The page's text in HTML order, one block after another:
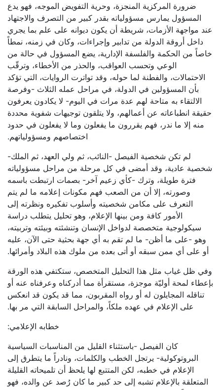
ضرورة المركزية المنجزة، وحرية التفويض الموجه، فهو يدع
المسؤول يمارس مسؤولياته بقدر كبير من التصرف والاجتهاد
عند مواجهة الأزمات، شريطة أن يكون ديوانه على علم بما يجري
داخل أروقة الدولة من تدابير وإجراءات، وكان في زمنه، نمطاً
خاصاً من الحكمة والفلسفة الإدارية، يضع المسؤول في حالة من
الوعي وتحسب العواقب، والحذر من الأخطاء، وترقّب
الاحتمالات، والفطنة لما حوله، وقد تواترت الروايات، التي تؤكد
بأن المسؤولين في الدولة، في مراحل عمله الثلاث -وفرصة
الالتقاء به متاحة لهم عدة مرات في اليوم- لا يكادون يعرفون
حقيقة انطباعاته عن أعمالهم، ولا يتلقون توجيهات شفوية محددة
منه إلا ما ندر، فهم يقررون ما يفعلون وما لا يفعلون في حدود
اختصاصهم ومسؤولياتهم.
لم تكن شخصية الفيصل -النائب، ثم ولي العهد، ثم الملك-
شخصية عادية، وقد أمضى في كل مرحلة من مراحل مسؤولياته
فترة طويلة، وترك -كأي زعيم آخر- بصمات ارتبطت باسمه
وصورته، إلا أن من الصعب فهم مكونات إعلامه ما لم يتم
التعرف على مكامن شخصيته وأسلوب تفكيره ونظرته إلى
الأمور كافة ومن بينها الإعلام، وهو تحليل يتطلب دراسة
سيكولوجية متخصصة لدواخل الإنسان وتنشئته وبيئته وتربيته،
وهو -على ما أظن- ما لم تقم به أي جهة بحثية حتى الآن، عليه
أو على أي ممن سبقه أو أتى بعده من ملوك هذه البلاد وأمرائها.
وفي ظل غياب مثل هذا التحليل المتخصص، ستكتفي هذه الورقة
بإعطاء لمحة أوليّة موجزة، مستقرأة مما أدركناه وعرفناه عنه أو
تناقله المجايلون له أو رواه المقربون، مما قد يكون قد انعكس
على الإعلام في عهده ملكاً، والمراحل السابقة التي مر بها.
خطابه الإعلامي:
كان الفيصل -باستثناء القليل من المناسبات السياسية
البروتوكولية- يرتجل الخطب والكلمات، ونادراً ما يتطرق إلى
الإعلام في خطبه، لكن المتتبع لها يلحظ أن تلميحاته القليلة
المتعلقة بالإعلام تشبه إلى حد كبير ما كان رُصد عن والده، فهو